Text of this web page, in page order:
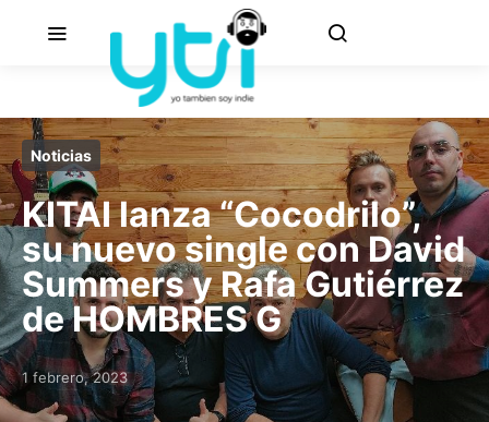
Noticias
KITAI lanza “Cocodrilo”,
su nuevo single con David
Summers y Rafa Gutiérrez
de HOMBRES G
Posted on
1 febrero, 2023